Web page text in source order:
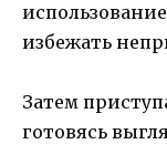
избежать
Затем
готовясь